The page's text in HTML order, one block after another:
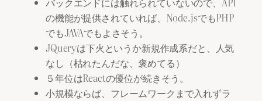
の機能が提供されていれば、Node.jsでもPHP
でもJAVAでもよさそう。
JQueryは下火というか新規作成系だと、人気
なし（枯れたんだな、褒めてる）
５年位はReactの優位が続きそう。
小規模ならば、フレームワークまで入れずラ